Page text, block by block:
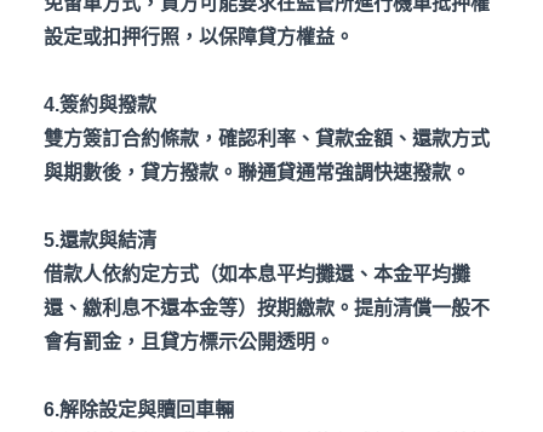
設定或扣押行照，以保障貸方權益。
4.簽約與撥款
雙方簽訂合約條款，確認利率、貸款金額、還款方式
與期數後，貸方撥款。聯通貸通常強調快速撥款。
5.還款與結清
借款人依約定方式（如本息平均攤還、本金平均攤
還、繳利息不還本金等）按期繳款。提前清償一般不
會有罰金，且貸方標示公開透明。
6.解除設定與贖回車輛